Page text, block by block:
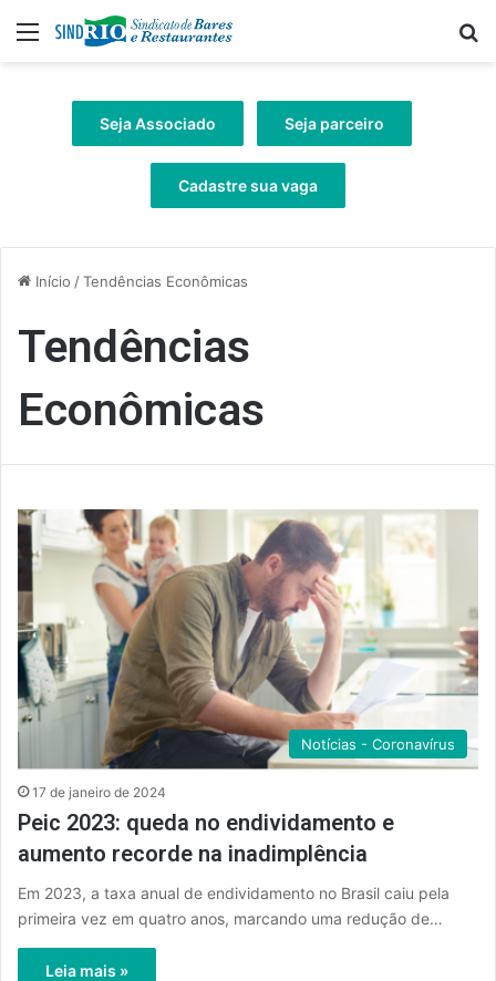
Menu
Seja Associado Seja parceiro
Cadastre sua vaga
Início /Tendências Econômicas
Tendências
Econômicas
Notícias - Coronavírus
17 de janeiro de 2024
Peic 2023: queda no endividamento e
aumento recorde na inadimplência
Em 2023, a taxa anual de endividamento no Brasil caiu pela
primeira vez em quatro anos, marcando uma redução de…
Leia mais »